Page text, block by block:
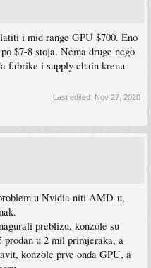
i mid range GPU $700. Eno
$7-8 stoja. Nema druge nego
fabrike i supply chain krenu
Last edited: Nov 27, 2020
u Nvidia niti AMD-u,
preblizu, konzole su
prodan u 2 mil primjeraka, a
konzole prve onda GPU, a